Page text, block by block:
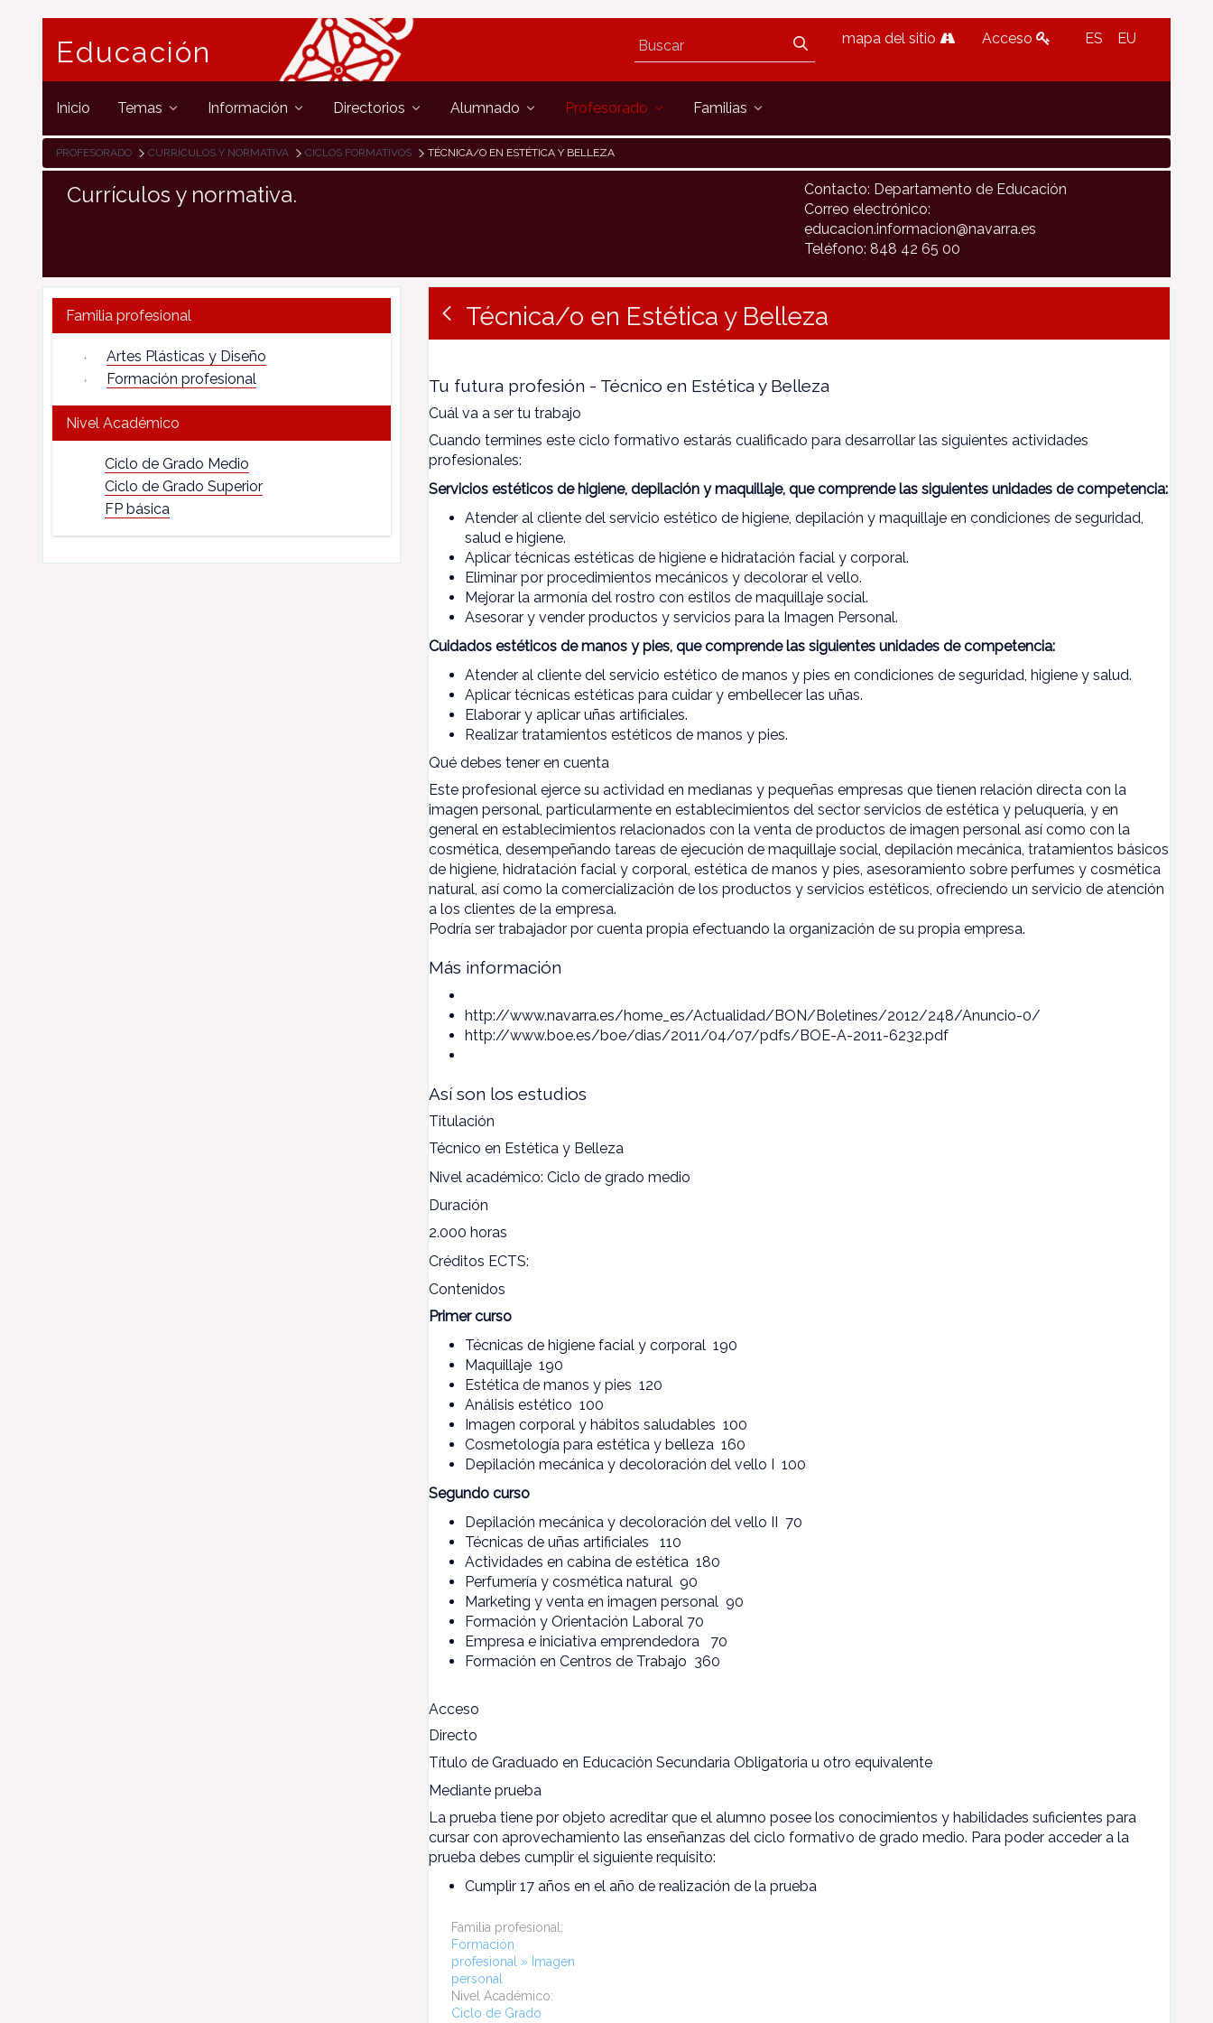
Educación mapa del sitio Acceso ES EU
Inicio Temas Información Directorios Alumnado Profesorado Familias
PROFESORADO CURRÍCULOS Y NORMATIVA CICLOS FORMATIVOS TÉCNICA/O EN ESTÉTICA Y BELLEZA
Currículos y normativa.
Contacto: Departamento de Educación
Correo electrónico:
educacion.informacion@navarra.es
Teléfono: 848 42 65 00
Familia profesional
Artes Plásticas y Diseño
Formación profesional
Nivel Académico
Ciclo de Grado Medio
Ciclo de Grado Superior
FP básica
Técnica/o en Estética y Belleza
Tu futura profesión - Técnico en Estética y Belleza
Cuál va a ser tu trabajo
Cuando termines este ciclo formativo estarás cualificado para desarrollar las siguientes actividades
profesionales:
Servicios estéticos de higiene, depilación y maquillaje, que comprende las siguientes unidades de competencia:
Atender al cliente del servicio estético de higiene, depilación y maquillaje en condiciones de seguridad,
salud e higiene.
Aplicar técnicas estéticas de higiene e hidratación facial y corporal.
Eliminar por procedimientos mecánicos y decolorar el vello.
Mejorar la armonía del rostro con estilos de maquillaje social.
Asesorar y vender productos y servicios para la Imagen Personal.
Cuidados estéticos de manos y pies, que comprende las siguientes unidades de competencia:
Atender al cliente del servicio estético de manos y pies en condiciones de seguridad, higiene y salud.
Aplicar técnicas estéticas para cuidar y embellecer las uñas.
Elaborar y aplicar uñas artificiales.
Realizar tratamientos estéticos de manos y pies.
Qué debes tener en cuenta
Este profesional ejerce su actividad en medianas y pequeñas empresas que tienen relación directa con la
imagen personal, particularmente en establecimientos del sector servicios de estética y peluquería, y en
general en establecimientos relacionados con la venta de productos de imagen personal así como con la
cosmética, desempeñando tareas de ejecución de maquillaje social, depilación mecánica, tratamientos básicos
de higiene, hidratación facial y corporal, estética de manos y pies, asesoramiento sobre perfumes y cosmética
natural, así como la comercialización de los productos y servicios estéticos, ofreciendo un servicio de atención
a los clientes de la empresa.
Podría ser trabajador por cuenta propia efectuando la organización de su propia empresa.
Más información
http://www.navarra.es/home_es/Actualidad/BON/Boletines/2012/248/Anuncio-0/
http://www.boe.es/boe/dias/2011/04/07/pdfs/BOE-A-2011-6232.pdf
Así son los estudios
Titulación
Técnico en Estética y Belleza
Nivel académico: Ciclo de grado medio
Duración
2.000 horas
Créditos ECTS:
Contenidos
Primer curso
Técnicas de higiene facial y corporal 190
Maquillaje 190
Estética de manos y pies 120
Análisis estético 100
Imagen corporal y hábitos saludables 100
Cosmetología para estética y belleza 160
Depilación mecánica y decoloración del vello I 100
Segundo curso
Depilación mecánica y decoloración del vello II 70
Técnicas de uñas artificiales 110
Actividades en cabina de estética 180
Perfumería y cosmética natural 90
Marketing y venta en imagen personal 90
Formación y Orientación Laboral 70
Empresa e iniciativa emprendedora 70
Formación en Centros de Trabajo 360
Acceso
Directo
Título de Graduado en Educación Secundaria Obligatoria u otro equivalente
Mediante prueba
La prueba tiene por objeto acreditar que el alumno posee los conocimientos y habilidades suficientes para
cursar con aprovechamiento las enseñanzas del ciclo formativo de grado medio. Para poder acceder a la
prueba debes cumplir el siguiente requisito:
Cumplir 17 años en el año de realización de la prueba
Familia profesional:
Formación
profesional » Imagen
personal
Nivel Académico:
Ciclo de Grado